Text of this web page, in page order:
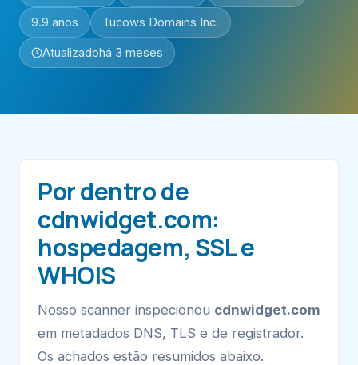
9.9 anos Tucows Domains Inc.
Atualizadohá 3 meses
Por dentro de
cdnwidget.com:
hospedagem, SSL e
WHOIS
Nosso scanner inspecionou cdnwidget.com
em metadados DNS, TLS e de registrador.
Os achados estão resumidos abaixo.